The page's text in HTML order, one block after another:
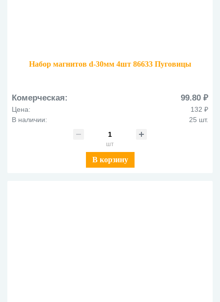
Набор магнитов d-30мм 4шт 86633 Пуговицы
Комерческая: 99.80 ₽
Цена:
132 ₽
В наличии:
25 шт.
шт
В корзину